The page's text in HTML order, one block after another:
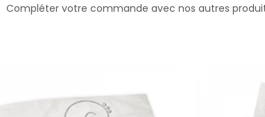
Compléter votre commande avec nos autres